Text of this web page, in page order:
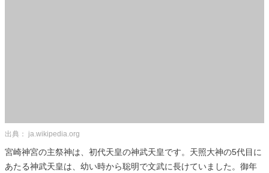
出典： ja.wikipedia.org
宮崎神宮の主祭神は、初代天皇の神武天皇です。天照大神の5代目に
あたる神武天皇は、幼い時から聡明で文武に長けていました。御年